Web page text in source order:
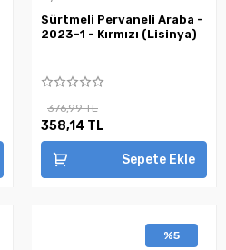
Sürtmeli Pervaneli Araba -
2023-1 - Kırmızı (Lisinya)
376,99 TL
358,14 TL
Sepete Ekle
%5